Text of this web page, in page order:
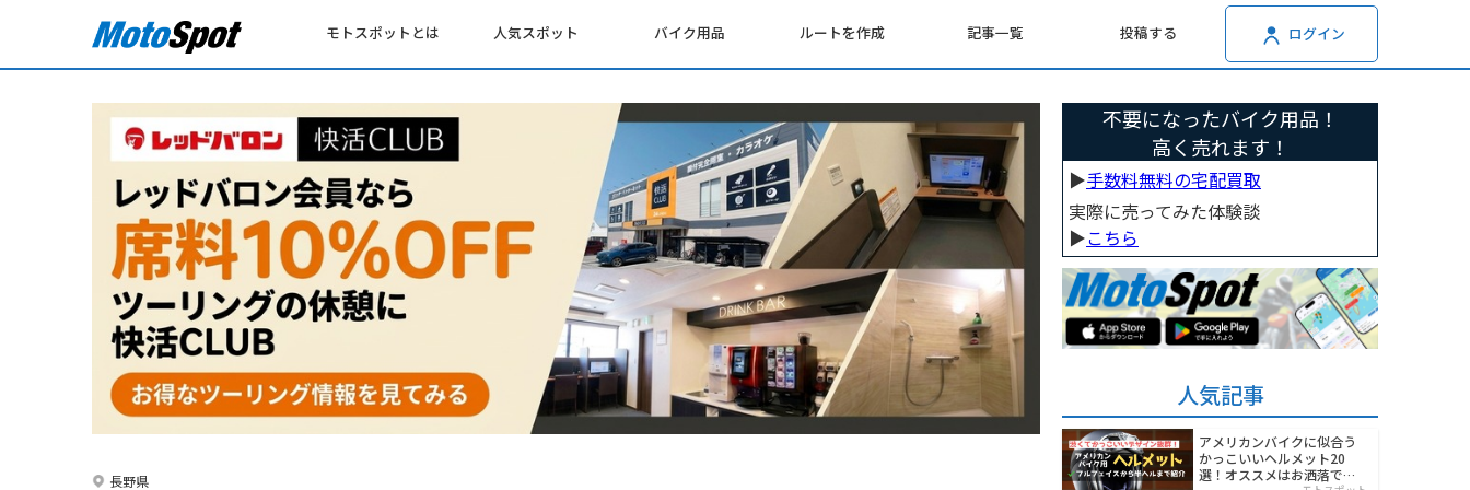
モトスポットとは 人気スポット バイク用品 ルートを作成 記事一覧 投稿する ログイン
長野県
不要になったバイク用品！
高く売れます！
▶︎手数料無料の宅配買取
実際に売ってみた体験談
▶︎こちら
人気記事
アメリカンバイクに似合う
かっこいいヘルメット20
選！オススメはお洒落でワ